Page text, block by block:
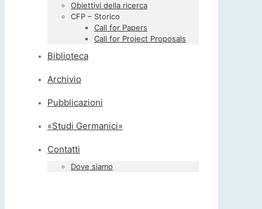
Obiettivi della ricerca
CFP – Storico
Call for Papers
Call for Project Proposals
Biblioteca
Archivio
Pubblicazioni
«Studi Germanici»
Contatti
Dove siamo